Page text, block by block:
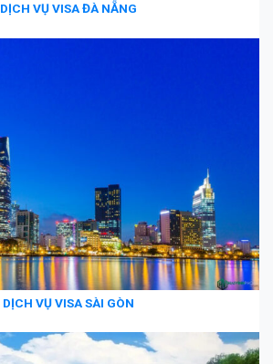
DỊCH VỤ VISA ĐÀ NẴNG
DỊCH VỤ VISA SÀI GÒN